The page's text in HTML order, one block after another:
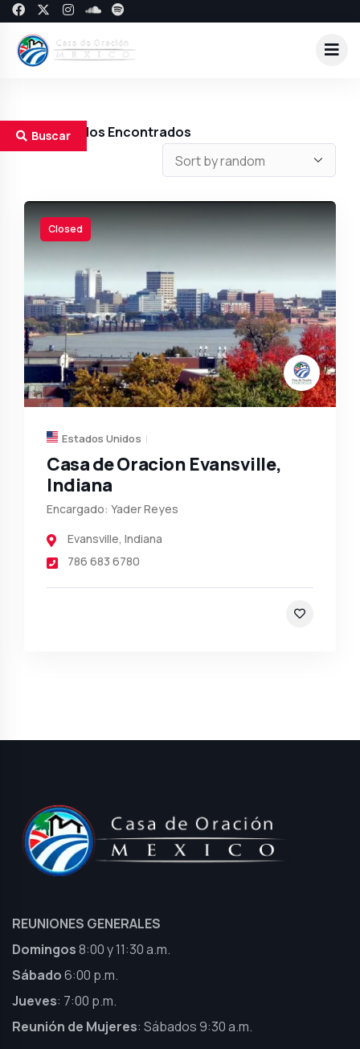
Buscar
1 Resultados Encontrados
Closed
Estados Unidos
Casa de Oracion Evansville,
Indiana
Encargado: Yader Reyes
Evansville, Indiana
786 683 6780
REUNIONES GENERALES
Domingos8:00 y 11:30 a.m.
Sábado6:00 p.m.
Jueves: 7:00 p.m.
Reunión de Mujeres: Sábados 9:30 a.m.